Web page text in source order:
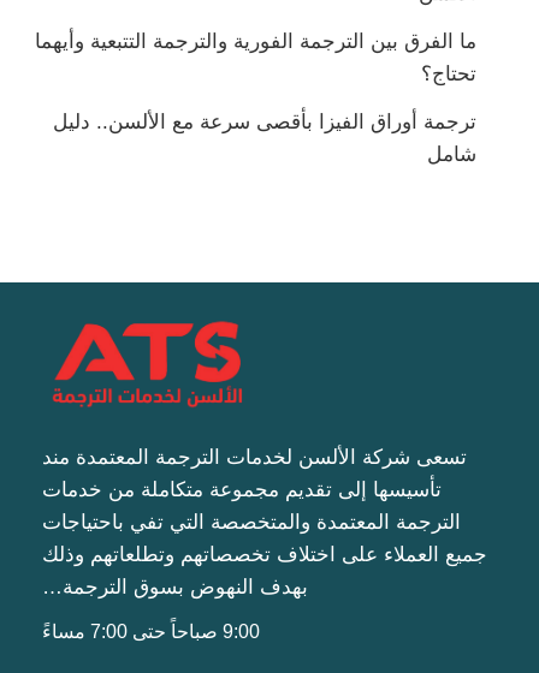
ما الفرق بين الترجمة الفورية والترجمة التتبعية وأيهما
تحتاج؟
ترجمة أوراق الفيزا بأقصى سرعة مع الألسن.. دليل
شامل
تسعى شركة الألسن لخدمات الترجمة المعتمدة مند
تأسيسها إلى تقديم مجموعة متكاملة من خدمات
الترجمة المعتمدة والمتخصصة التي تفي باحتياجات
جميع العملاء على اختلاف تخصصاتهم وتطلعاتهم وذلك
بهدف النهوض بسوق الترجمة…